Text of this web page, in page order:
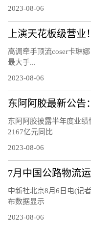
2023-08-06
高调牵手顶流coser卡琳
最大手...
2023-08-06
东阿阿胶披露半年度业
2167亿元同比
2023-08-06
中新社北京8月6日电(记
布数据显示
2023-08-06